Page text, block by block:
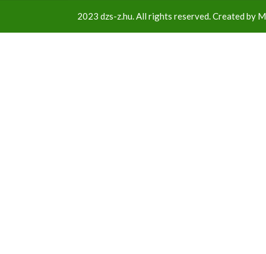
2023 dzs-z.hu. All rights reserved. Created by